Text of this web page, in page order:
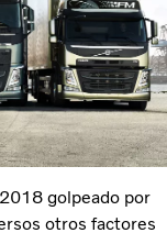
golpeado por
otros factores